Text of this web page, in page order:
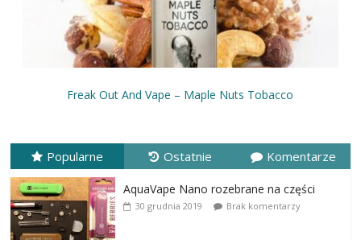
Freak Out And Vape – Maple Nuts Tobacco
Popularne Ostatnie Komentarze
AquaVape Nano rozebrane na części
30 grudnia 2019 Brak komentarzy